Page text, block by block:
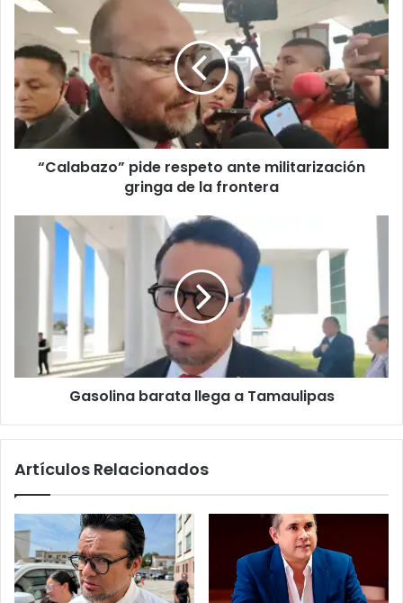
“Calabazo” pide respeto ante militarización
gringa de la frontera
Gasolina barata llega a Tamaulipas
Artículos Relacionados